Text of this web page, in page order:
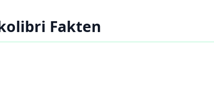
Fakten